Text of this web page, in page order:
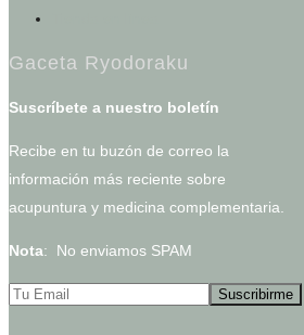
Gaceta Ryodoraku
Suscríbete a nuestro boletín
Recibe en tu buzón de correo la
información más reciente sobre
acupuntura y medicina complementaria.
Nota: No enviamos SPAM